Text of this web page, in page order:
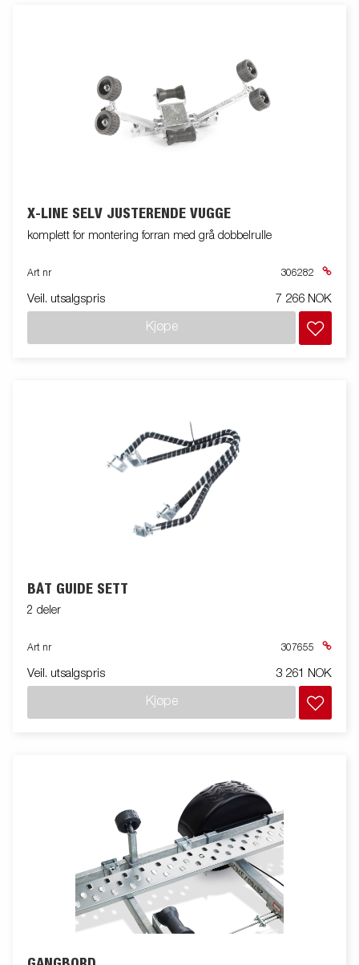
X-LINE SELV JUSTERENDE VUGGE
komplett for montering forran med grå dobbelrulle
Art nr 306282
Veil. utsalgspris 7 266 NOK
Kjøpe
BÅT GUIDE SETT
2 deler
Art nr 307655
Veil. utsalgspris 3 261 NOK
Kjøpe